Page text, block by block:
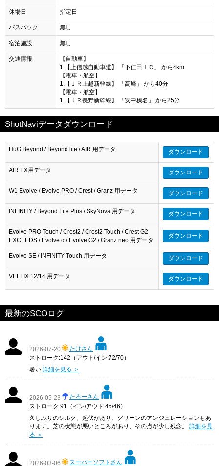
休場日 指定日
バスパック 無し
宿泊施設 無し
交通情報
【自動車】
1.【上信越自動車道】 「下仁田ＩＣ」 から4km
【電車・航空】
1.【ＪＲ上越新幹線】 「高崎」 から40分
【電車・航空】
1.【ＪＲ長野新幹線】 「安中榛名」 から25分
ShotNaviデータダウンロード
HuG Beyond / Beyond lite / AIR 用データ ダウンロード
AIR EX用データ ダウンロード
W1 Evolve / Evolve PRO / Crest / Granz 用データ ダウンロード
INFINITY / Beyond Lite Plus / SkyNova 用データ ダウンロード
Evolve PRO Touch / Crest2 / Crest2 Touch / Crest G2
EXCEEDS / Evolve α / Evolve G2 / Granz neo 用データ
ダウンロード
Evolve SE / INFINITY Touch 用データ ダウンロード
VELLIX 12/14 用データ ダウンロード
最新のSCOログ
2026-07-20
たけさん
ストローク:142（アウト/イン:72/70）
暑い 詳細を見る ＞
2026-05-23
たろーさん
ストローク:91（イン/アウト:45/46）
久しぶりのシルク。起伏があり、グリーンのアンジュレーションもあ
ります。芝の状態が悪いところがあり、その点が少し残念。 詳細を見
る ＞
2026-03-06 スーパーソフトさん